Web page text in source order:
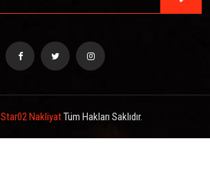
Star02 NakliyatTüm Hakları Saklıdır.